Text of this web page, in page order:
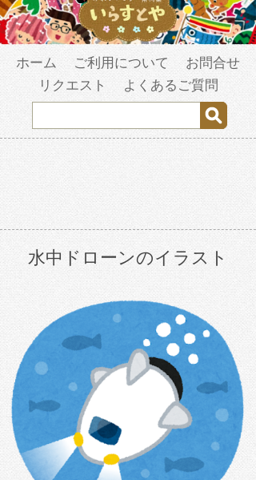
ホーム ご利用について
お問合せ
リクエスト
よくあるご質問
水中ドローンのイラスト